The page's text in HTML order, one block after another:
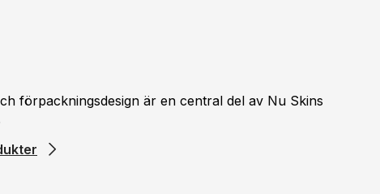
förpackningsdesign är en central del av Nu Skins